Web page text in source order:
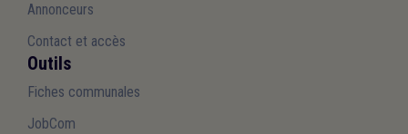
Annonceurs
Contact et accès
Outils
Fiches communales
JobCom